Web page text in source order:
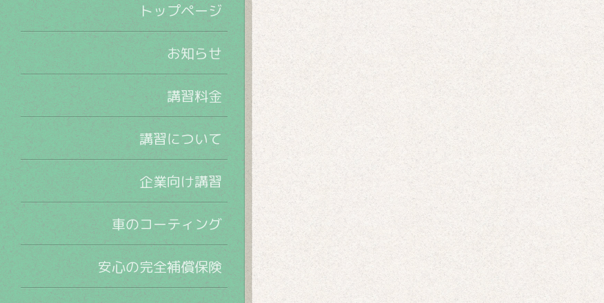
トップページ
お知らせ
講習料金
講習について
企業向け講習
車のコーティング
安心の完全補償保険